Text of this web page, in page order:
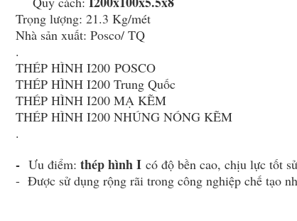
Trọng lượng: 21.3 Kg/mét
Nhà sản xuất: Posco/ TQ
.
THÉP HÌNH I200 POSCO
THÉP HÌNH I200 Trung Quốc
THÉP HÌNH I200 MẠ KẼM
THÉP HÌNH I200 NHÚNG NÓNG KẼM
.
- Ưu điểm: thép hình I có độ bền cao, chịu lực tốt
- Được sử dụng rộng rãi trong công nghiệp chế tạo